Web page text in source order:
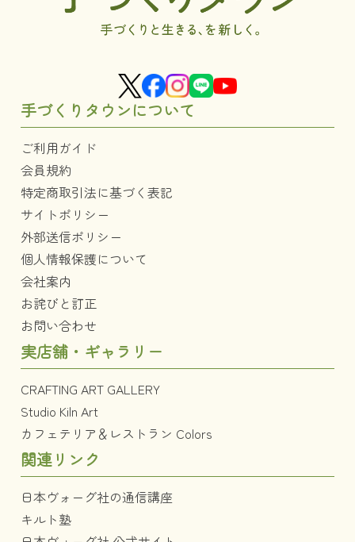
手づくりタウンについて
ご利用ガイド
会員規約
特定商取引法に基づく表記
サイトポリシー
外部送信ポリシー
個人情報保護について
会社案内
お詫びと訂正
お問い合わせ
実店舗・ギャラリー
CRAFTING ART GALLERY
Studio Kiln Art
カフェテリア＆レストラン Colors
関連リンク
日本ヴォーグ社の通信講座
キルト塾